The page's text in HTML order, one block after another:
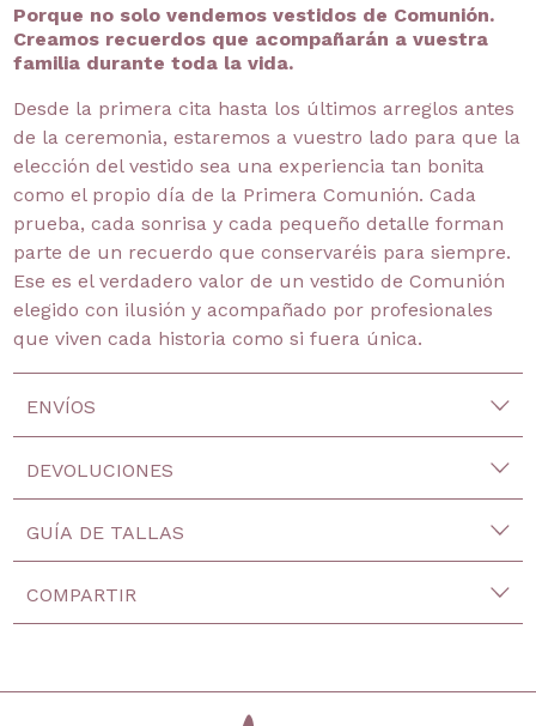
Porque no solo vendemos vestidos de Comunión.
Creamos recuerdos que acompañarán a vuestra
familia durante toda la vida.
Desde la primera cita hasta los últimos arreglos antes
de la ceremonia, estaremos a vuestro lado para que la
elección del vestido sea una experiencia tan bonita
como el propio día de la Primera Comunión. Cada
prueba, cada sonrisa y cada pequeño detalle forman
parte de un recuerdo que conservaréis para siempre.
Ese es el verdadero valor de un vestido de Comunión
elegido con ilusión y acompañado por profesionales
que viven cada historia como si fuera única.
ENVÍOS
DEVOLUCIONES
GUÍA DE TALLAS
COMPARTIR